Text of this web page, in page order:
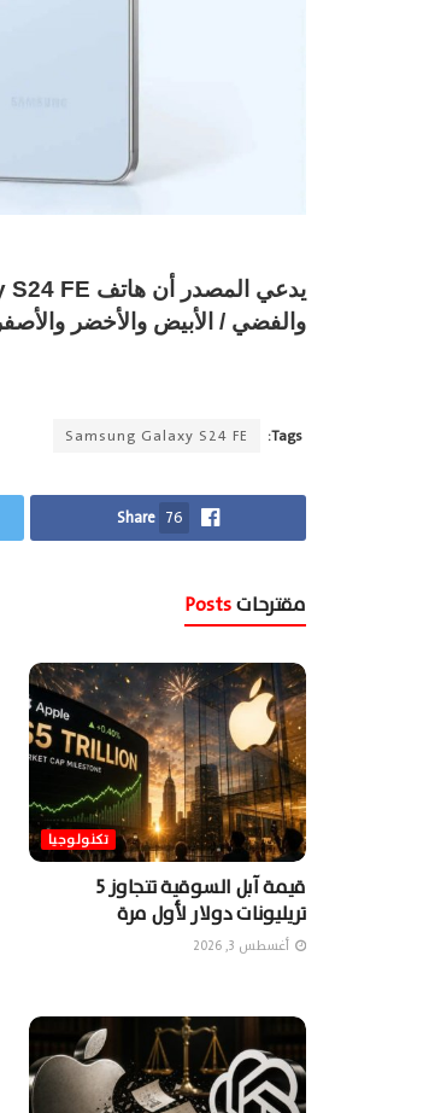
والفضي / الأبيض والأخضر
Tags:
Samsung Galaxy S24 FE
Share 76
مقترحات
تكنولوجيا
قيمة آبل السوقية تتجاوز 5
تريليونات دولار لأول مرة
أغسطس 3, 2026